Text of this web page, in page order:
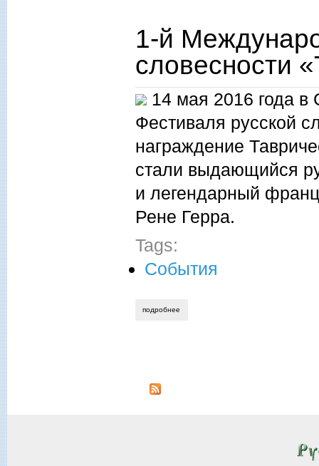
1-й
словесности
14 мая 2016 года в
Фестиваля русской
награждение
стали выдающийся
и легендарный
Рене Герра.
Tags:
События
подробнее